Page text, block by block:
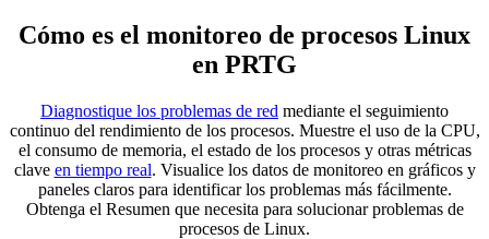
Cómo es el monitoreo de procesos Linux
en PRTG
Diagnostique los problemas de red mediante el seguimiento
continuo del rendimiento de los procesos. Muestre el uso de la CPU,
el consumo de memoria, el estado de los procesos y otras métricas
clave en tiempo real. Visualice los datos de monitoreo en gráficos y
paneles claros para identificar los problemas más fácilmente.
Obtenga el Resumen que necesita para solucionar problemas de
procesos de Linux.